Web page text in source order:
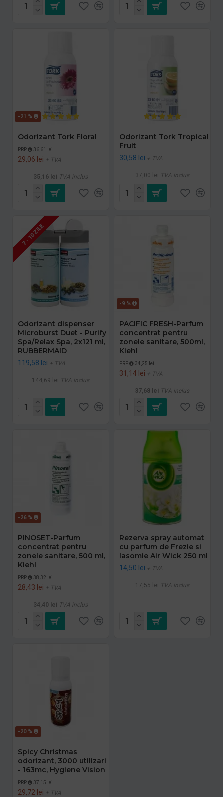
-21 %
Odorizant Tork Floral
PRP 36,61 lei
29,06 lei + TVA
35,16 lei TVA inclus
Odorizant Tork Tropical
Fruit
30,58 lei + TVA
37,00 lei TVA inclus
7 - 10 ZILE
Odorizant dispenser
Microburst Duet - Purify
Spa/Relax Spa, 2x121 ml,
RUBBERMAID
119,58 lei + TVA
144,69 lei TVA inclus
-9 %
PACIFIC FRESH-Parfum
concentrat pentru
zonele sanitare, 500ml,
Kiehl
PRP 34,25 lei
31,14 lei + TVA
37,68 lei TVA inclus
-26 %
PINOSET-Parfum
concentrat pentru
zonele sanitare, 500 ml,
Kiehl
PRP 38,32 lei
28,43 lei + TVA
34,40 lei TVA inclus
Rezerva spray automat
cu parfum de Frezie si
Iasomie Air Wick 250 ml
14,50 lei + TVA
17,55 lei TVA inclus
-20 %
Spicy Christmas
odorizant, 3000 utilizari
- 163mc, Hygiene Vision
PRP 37,15 lei
29,72 lei + TVA